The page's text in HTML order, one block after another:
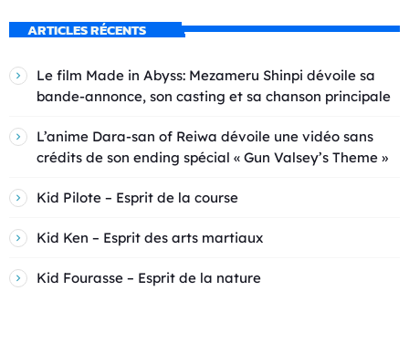
ARTICLES RÉCENTS
Le film Made in Abyss: Mezameru Shinpi dévoile sa
bande-annonce, son casting et sa chanson principale
L’anime Dara-san of Reiwa dévoile une vidéo sans
crédits de son ending spécial « Gun Valsey’s Theme »
Kid Pilote – Esprit de la course
Kid Ken – Esprit des arts martiaux
Kid Fourasse – Esprit de la nature